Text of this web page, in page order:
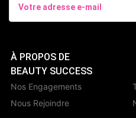
À PROPOS DE
BEAUTY SUCCESS
Nos Engagements
Nous Rejoindre